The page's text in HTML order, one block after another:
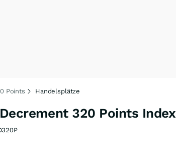
Points Handelsplätze
320 Points Index